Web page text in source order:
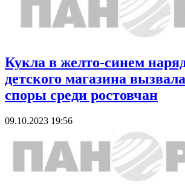
Кукла в желто-синем
детского магазина
споры среди ростовчан
09.10.2023 19:56